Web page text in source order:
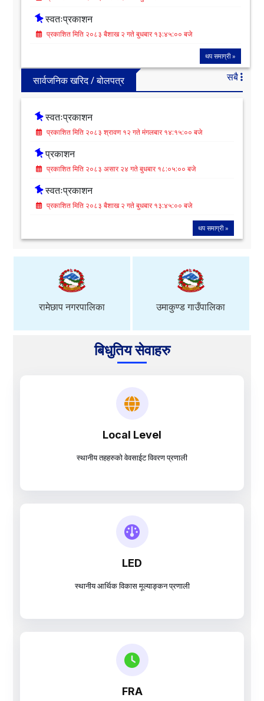
स्वतःप्रकाशन
प्रकाशित मिति २०८३ बैशाख २ गते बुधबार १३:४५:०० बजे
थप समाग्री »
सार्वजनिक खरिद / बोलपत्र सबै
स्वतःप्रकाशन
प्रकाशित मिति २०८३ श्रावण १२ गते मंगलबार १४:१५:०० बजे
प्रकाशन
प्रकाशित मिति २०८३ असार २४ गते बुधबार १८:०५:०० बजे
स्वतःप्रकाशन
प्रकाशित मिति २०८३ बैशाख २ गते बुधबार १३:४५:०० बजे
थप समाग्री »
रामेछाप नगरपालिका उमाकुण्ड गाउँपालिका
बिधुतिय सेवाहरु
Local Level
स्थानीय तहहरुको वेवसाईट विवरण प्रणाली
LED
स्थानीय आर्थिक विकास मूल्याङ्कन प्रणाली
FRA